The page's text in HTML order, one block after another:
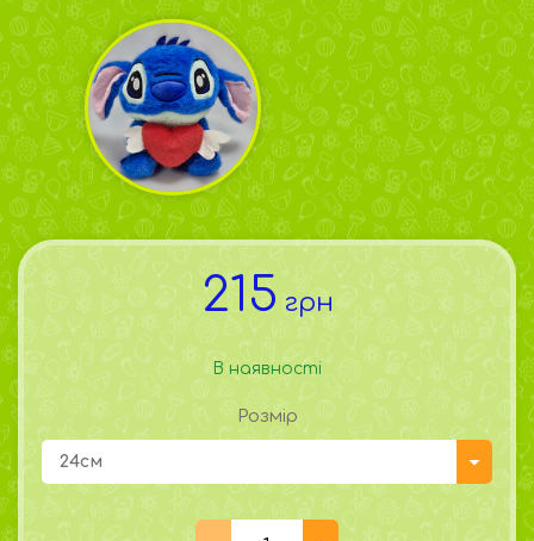
215 грн
В наявності
Розмір
24см